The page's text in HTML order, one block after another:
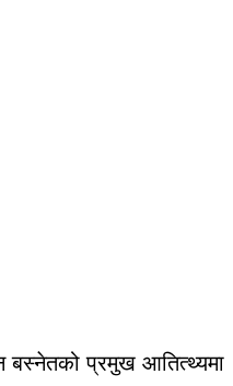
बस्नेतको प्रमुख आतित्थ्यमा